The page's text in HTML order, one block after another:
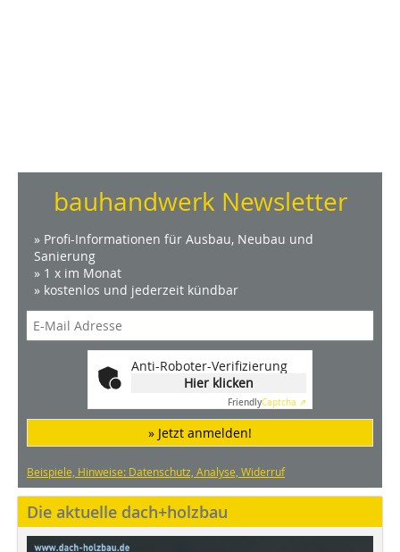
bauhandwerk Newsletter
» Profi-Informationen für Ausbau, Neubau und
Sanierung
» 1 x im Monat
» kostenlos und jederzeit kündbar
Anti-Roboter-Verifizierung
Hier klicken
FriendlyCaptcha ⇗
» Jetzt anmelden!
Beispiele, Hinweise: Datenschutz, Analyse, Widerruf
Die aktuelle dach+holzbau